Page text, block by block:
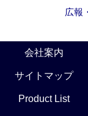
広報
会社案内
サイトマップ
Product List